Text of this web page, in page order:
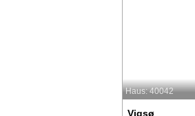
Haus: 40042
Vigsø